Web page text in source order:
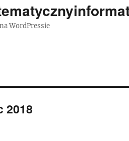
WordPressie
2018